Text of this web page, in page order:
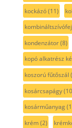
kockázó(11)
kombináltszívófej
kondenzátor(8)
kopó alkatrész
koszorú fűtőszál
kosárcsapágy
kosárműanyag
krém(2)